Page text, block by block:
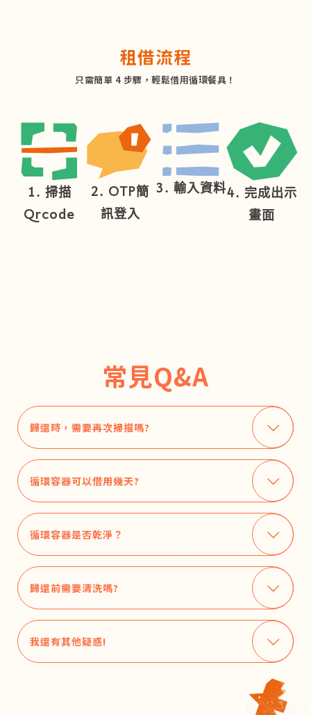
租借流程
只需簡單 4 步驟，輕鬆借用循環餐具！
1. 掃描
Qrcode
2. OTP簡
訊登入
3. 輸入資料4. 完成出示
畫面
常見Q&A
歸還時，需要再次掃描嗎?
循環容器可以借用幾天?
循環容器是否乾淨？
歸還前需要清洗嗎?
我還有其他疑惑!